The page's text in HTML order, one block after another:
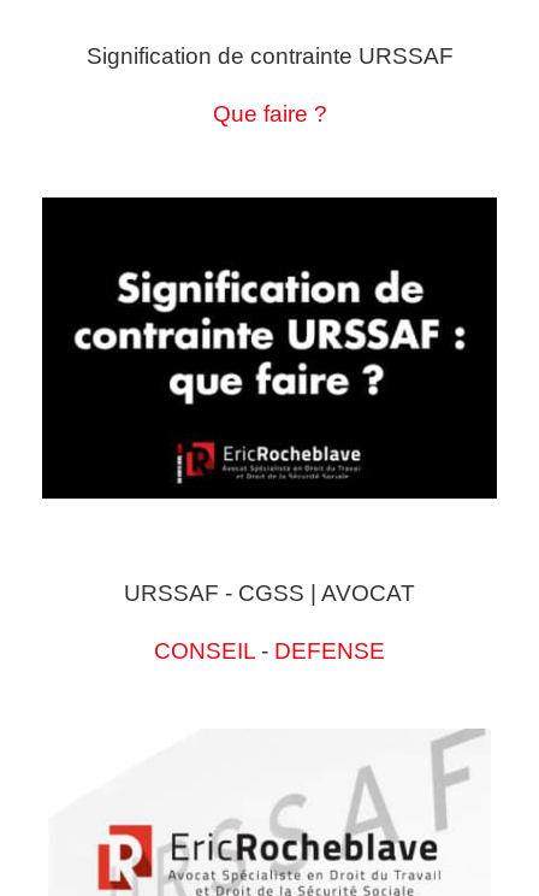
Signification de contrainte URSSAF
Que faire ?
URSSAF - CGSS | AVOCAT
CONSEIL - DEFENSE